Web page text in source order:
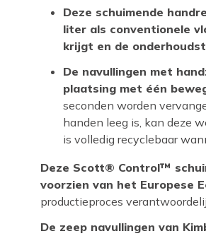
Deze schuimende
liter als conventionele
krijgt en de
De navullingen met
plaatsing met één
seconden worden
handen leeg is, kan deze
is volledig recyclebaar
Deze Scott® Control™
voorzien van het Europese
productieproces
De zeep navullingen van